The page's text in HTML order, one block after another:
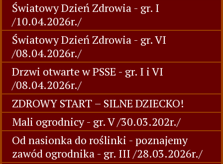
Światowy Dzień Zdrowia - gr. I
/10.04.2026r./
Światowy Dzień Zdrowia - gr. VI
/08.04.2026r./
Drzwi otwarte w PSSE - gr. I i VI
/08.04.2026r./
ZDROWY START – SILNE DZIECKO!
Mali ogrodnicy - gr. V /30.03.202r./
Od nasionka do roślinki - poznajemy
zawód ogrodnika - gr. III /28.03.2026r./